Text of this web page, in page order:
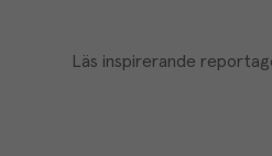
Läs inspirerande